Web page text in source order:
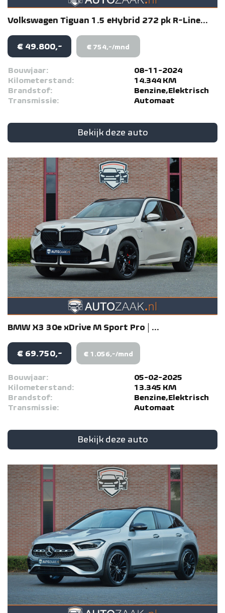
Volkswagen Tiguan 1.5 eHybrid 272 pk R-Line...
€ 49.800,- € 754,-/mnd
Bouwjaar:
08-11-2024
Kilometerstand:
14.344 KM
Brandstof:
Benzine,Elektrisch
Transmissie:
Automaat
Bekijk deze auto
BMW X3 30e xDrive M Sport Pro | ...
€ 69.750,- € 1.056,-/mnd
Bouwjaar:
05-02-2025
Kilometerstand:
13.345 KM
Brandstof:
Benzine,Elektrisch
Transmissie:
Automaat
Bekijk deze auto